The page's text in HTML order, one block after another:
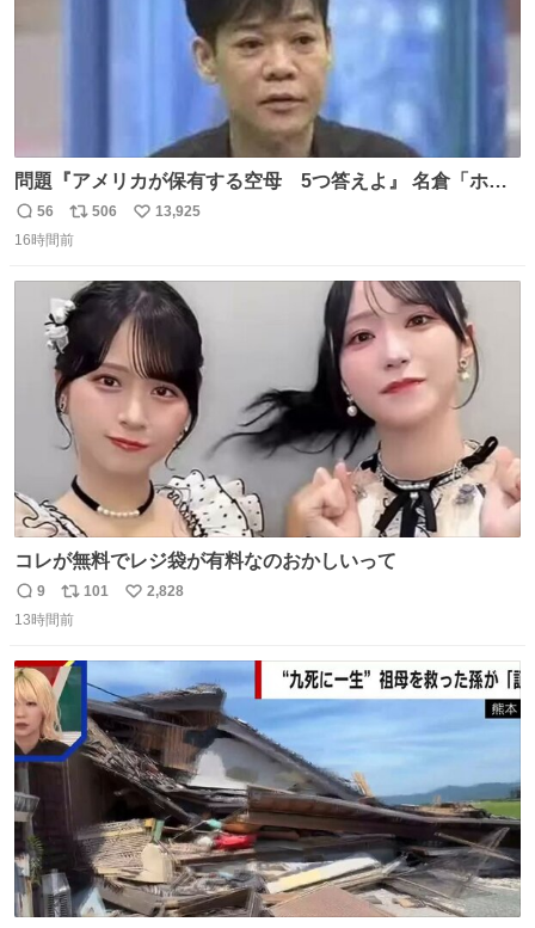
問題『アメリカが保有する空母 5つ答えよ』 名倉「ホン
マごめん、日本」
返
信
56
リ
ポ
ト
数
506
い
数
13,925
16時間前
コレが無料でレジ袋が有料なのおかしいって
返
信
9
リ
ポ
ト
数
101
い
数
2,828
13時間前